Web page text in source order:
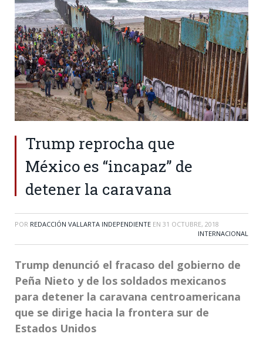
Trump reprocha que
México es “incapaz” de
detener la caravana
POR REDACCIÓN VALLARTA INDEPENDIENTE EN 31 OCTUBRE, 2018
INTERNACIONAL
Trump denunció el fracaso del gobierno de
Peña Nieto y de los soldados mexicanos
para detener la caravana centroamericana
que se dirige hacia la frontera sur de
Estados Unidos